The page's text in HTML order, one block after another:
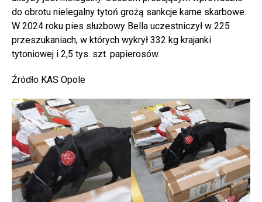
do obrotu nielegalny tytoń grożą sankcje karne skarbowe.
W 2024 roku pies służbowy Bella uczestniczył w 225
przeszukaniach, w których wykrył 332 kg krajanki
tytoniowej i 2,5 tys. szt. papierosów.
Źródło KAS Opole